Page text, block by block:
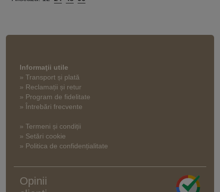
Informaţii utile
» Transport și plată
» Reclamații și retur
» Program de fidelitate
» Întrebări frecvente
» Termeni și condiții
» Setări cookie
» Politica de confidențialitate
Opinii